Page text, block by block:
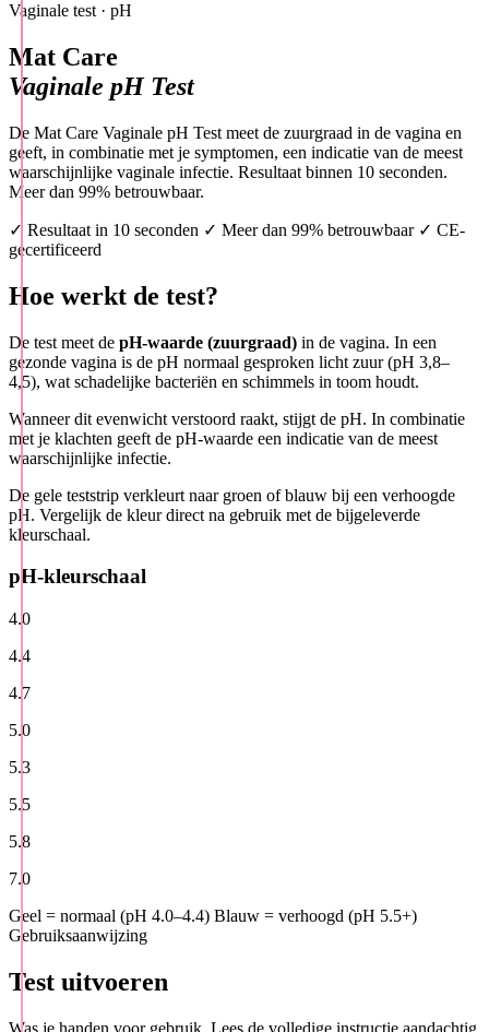
Vaginale test · pH
Mat Care
Vaginale pH Test
De Mat Care Vaginale pH Test meet de zuurgraad in de vagina en
geeft, in combinatie met je symptomen, een indicatie van de meest
waarschijnlijke vaginale infectie. Resultaat binnen 10 seconden.
Meer dan 99% betrouwbaar.
✓ Resultaat in 10 seconden ✓ Meer dan 99% betrouwbaar ✓ CE-
gecertificeerd
Hoe werkt de test?
De test meet de pH-waarde (zuurgraad) in de vagina. In een
gezonde vagina is de pH normaal gesproken licht zuur (pH 3,8–
4,5), wat schadelijke bacteriën en schimmels in toom houdt.
Wanneer dit evenwicht verstoord raakt, stijgt de pH. In combinatie
met je klachten geeft de pH-waarde een indicatie van de meest
waarschijnlijke infectie.
De gele teststrip verkleurt naar groen of blauw bij een verhoogde
pH. Vergelijk de kleur direct na gebruik met de bijgeleverde
kleurschaal.
pH-kleurschaal
4.0
4.4
4.7
5.0
5.3
5.5
5.8
7.0
Geel = normaal (pH 4.0–4.4) Blauw = verhoogd (pH 5.5+)
Gebruiksaanwijzing
Test uitvoeren
Was je handen voor gebruik. Lees de volledige instructie aandachtig